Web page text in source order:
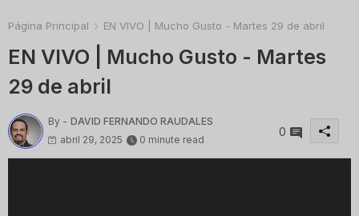
Página Principal EN VIVO | Mucho Gusto - Martes 29 de abril
EN VIVO | Mucho Gusto - Martes
29 de abril
By - DAVID FERNANDO RAUDALES
abril 29, 2025
0 minute read
0